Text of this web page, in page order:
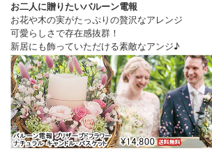
お二人に贈りたいバルーン電報
お花や木の実がたっぷりの贅沢なアレンジ
可愛らしさで存在感抜群！
新居にも飾っていただける素敵なアンジ♪